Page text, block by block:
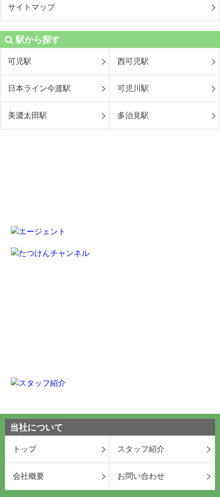
サイトマップ
駅から探す
可児駅 西可児駅
日本ライン今渡駅 可児川駅
美濃太田駅 多治見駅
当社について
トップ スタッフ紹介
会社概要 お問い合わせ